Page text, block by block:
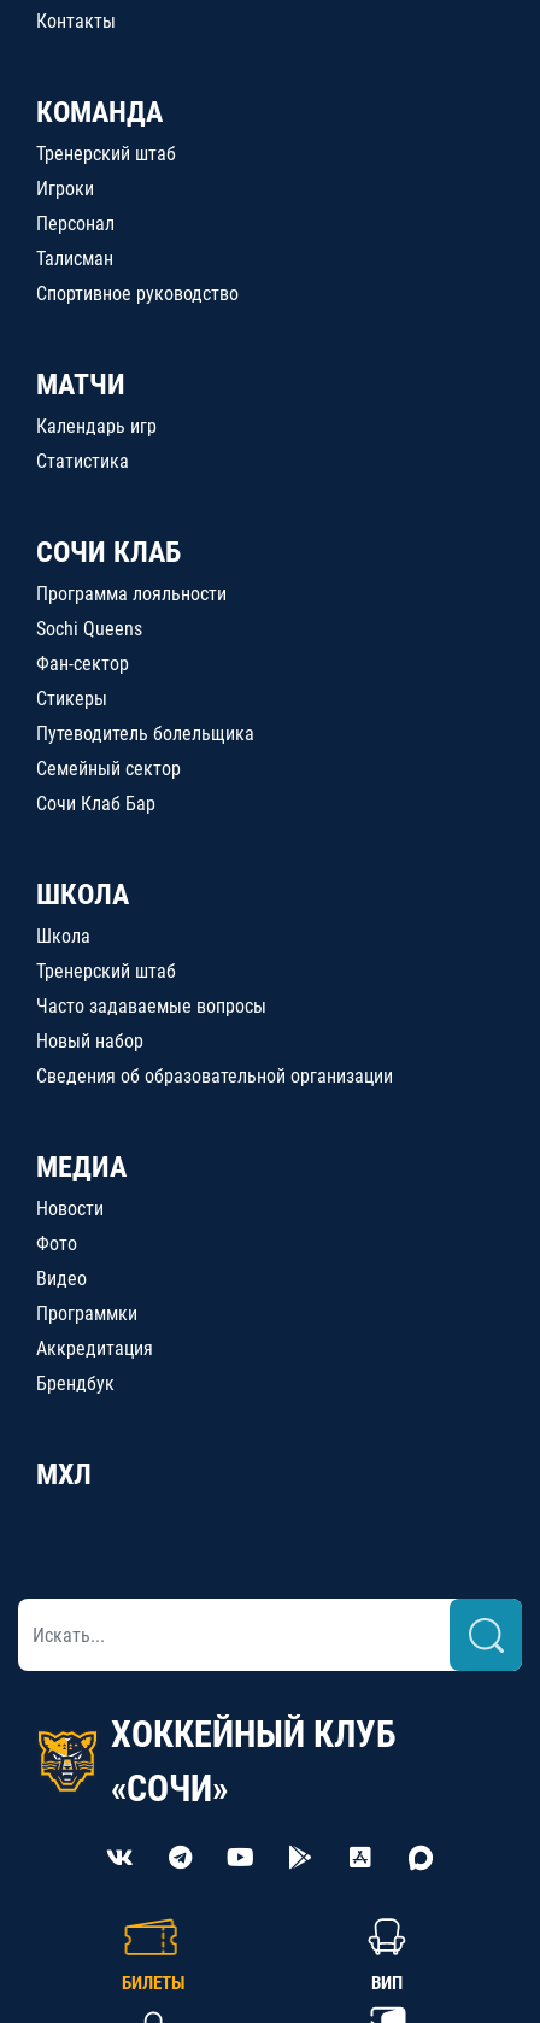
Контакты
КОМАНДА
Тренерский штаб
Игроки
Персонал
Талисман
Спортивное руководство
МАТЧИ
Календарь игр
Статистика
СОЧИ КЛАБ
Программа лояльности
Sochi Queens
Фан-сектор
Стикеры
Путеводитель болельщика
Семейный сектор
Сочи Клаб Бар
ШКОЛА
Школа
Тренерский штаб
Часто задаваемые вопросы
Новый набор
Сведения об образовательной организации
МЕДИА
Новости
Фото
Видео
Программки
Аккредитация
Брендбук
МХЛ
ХОККЕЙНЫЙ КЛУБ
«СОЧИ»
БИЛЕТЫ ВИП